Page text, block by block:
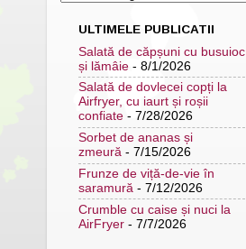
ULTIMELE PUBLICATII
Salată de căpșuni cu busuioc
și lămâie - 8/1/2026
Salată de dovlecei copți la
Airfryer, cu iaurt și roșii
confiate - 7/28/2026
Sorbet de ananas și
zmeură - 7/15/2026
Frunze de viță-de-vie în
saramură - 7/12/2026
Crumble cu caise și nuci la
AirFryer - 7/7/2026